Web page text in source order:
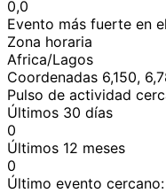
0,0
Evento más fuerte en
Zona horaria
Africa/Lagos
Coordenadas 6,150,
Pulso de actividad
Últimos 30 días
0
Últimos 12 meses
0
Último evento cercano: